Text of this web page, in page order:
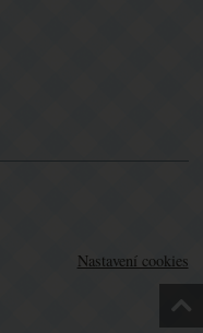
Nastavení cookies